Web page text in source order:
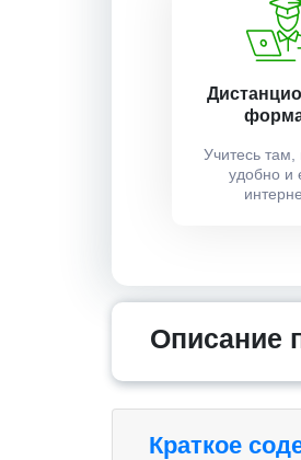
Учитесь там,
удобно и
Описание
Краткое